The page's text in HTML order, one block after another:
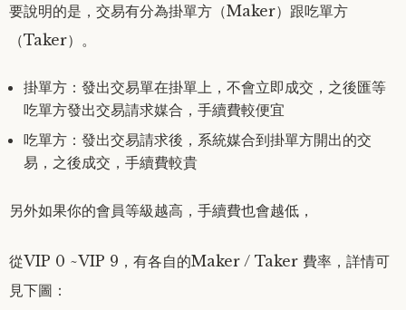
要說明的是，交易有分為掛單方（Maker）跟吃單方
（Taker）。
掛單方：發出交易單在掛單上，不會立即成交，之後匯等
吃單方發出交易請求媒合，手續費較便宜
吃單方：發出交易請求後，系統媒合到掛單方開出的交
易，之後成交，手續費較貴
另外如果你的會員等級越高，手續費也會越低，
從VIP 0 ~VIP 9，有各自的Maker / Taker 費率，詳情可
見下圖：